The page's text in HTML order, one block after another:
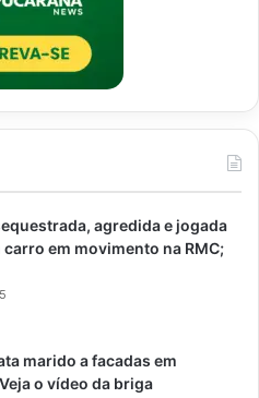
agredida e jogada
carro em movimento na RMC;
marido a facadas em
o vídeo da briga